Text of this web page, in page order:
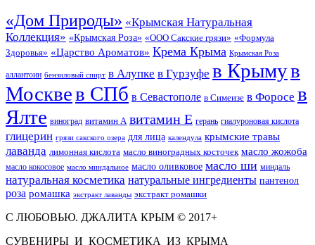
«Дом Природы» «Крымская Натуральная
Коллекция» «Крымская Роза» «ООО Сакские грязи» «Формула
Здоровья» «Царство Ароматов» Крема Крыма Крымская Роза
аллантоин бензиловый спирт в Алупке в Гурзуфе в Крымув
Москвев СПб в Севастополе в Симеизе в Форосе в
Ялте виноград витамин А витамин Е герань гиалуроновая кислота
глицерин грязи сакского озера для лица календула крымские травы
лаванда лимонная кислота масло виноградных косточек масло жожоба
масло кокосовое масло миндальное масло оливковое масло ши миндаль
натуральная косметика натуральные ингредиенты пантенол
роза ромашка экстракт лаванды экстракт ромашки
С ЛЮБОВЬЮ. ДЖАЛИТА КРЫМ © 2017+
СУВЕНИРЫ И КОСМЕТИКА ИЗ КРЫМА